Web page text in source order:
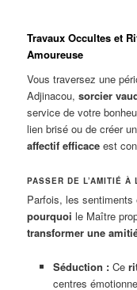
Travaux Occultes et
Amoureuse
Vous traversez une
Adjinacou,sorcier
service de votre
lien brisé ou de créer
affectif efficace est
PASSER DE L’AMITIÉ À
Parfois, les
pourquoi le Maître
transformer une
Séduction :Ce
centres